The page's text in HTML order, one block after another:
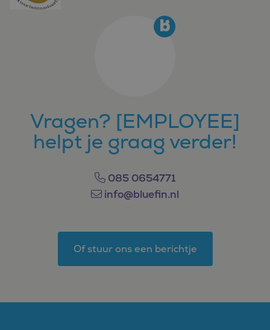
Vragen? [EMPLOYEE]
helpt je graag verder!
085 0654771
info@bluefin.nl
Of stuur ons een berichtje